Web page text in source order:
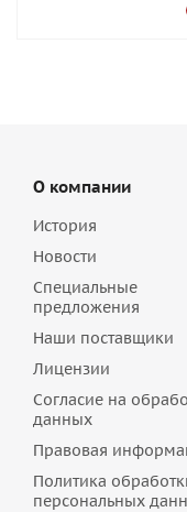
О компании
История
Новости
Специальные
предложения
Наши поставщики
Лицензии
Согласие на
данных
Правовая
Политика
персональных